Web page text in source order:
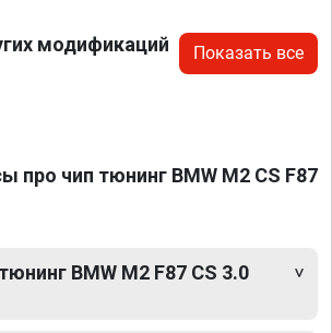
модификаций
Показать все
про чип тюнинг BMW M2 CS F87
BMW M2 F87 CS 3.0